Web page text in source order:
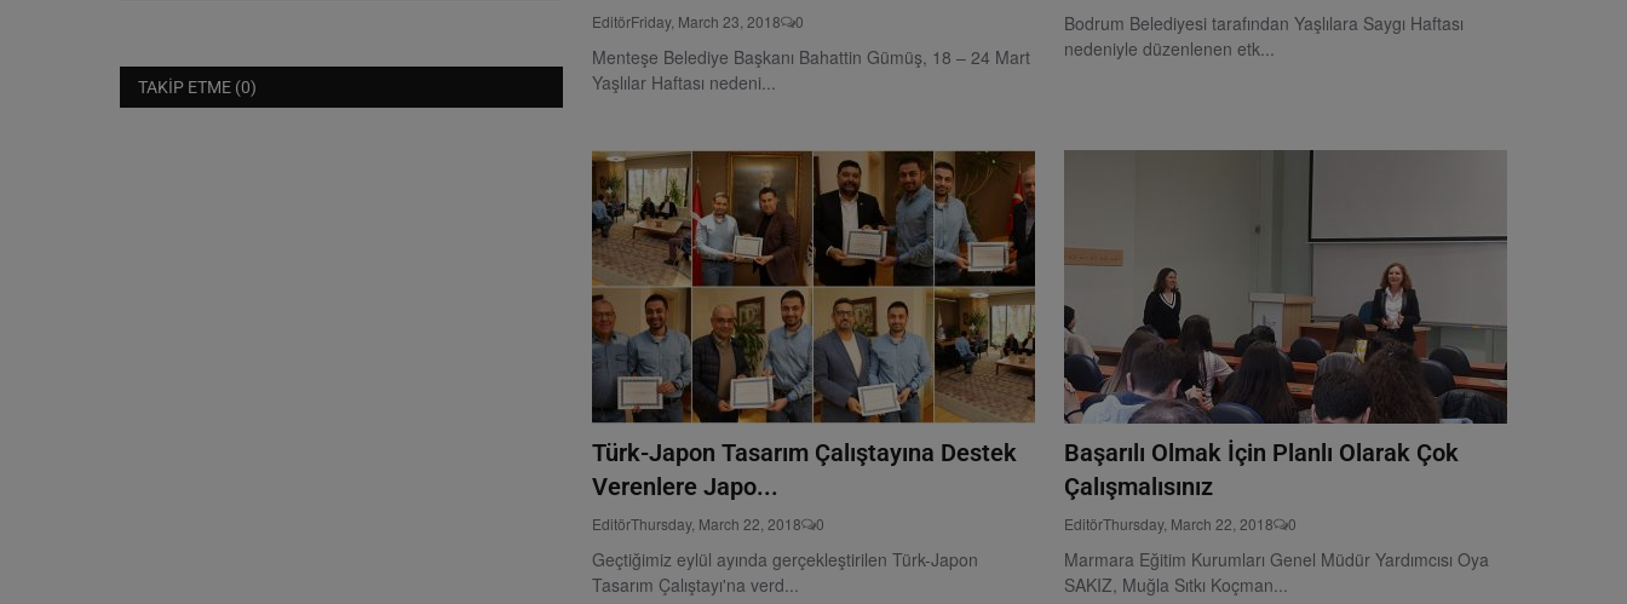
TAKIP ETME (0)
EditörFriday, March 23, 2018 0
Menteşe Belediye Başkanı Bahattin Gümüş, 18 – 24 Mart
Yaşlılar Haftası nedeni...
Bodrum Belediyesi tarafından Yaşlılara Saygı Haftası
nedeniyle düzenlenen etk...
Türk-Japon Tasarım Çalıştayına Destek
Verenlere Japo...
EditörThursday, March 22, 2018 0
Geçtiğimiz eylül ayında gerçekleştirilen Türk-Japon
Tasarım Çalıştayı'na verd...
Başarılı Olmak İçin Planlı Olarak Çok
Çalışmalısınız
EditörThursday, March 22, 2018 0
Marmara Eğitim Kurumları Genel Müdür Yardımcısı Oya
SAKIZ, Muğla Sıtkı Koçman...